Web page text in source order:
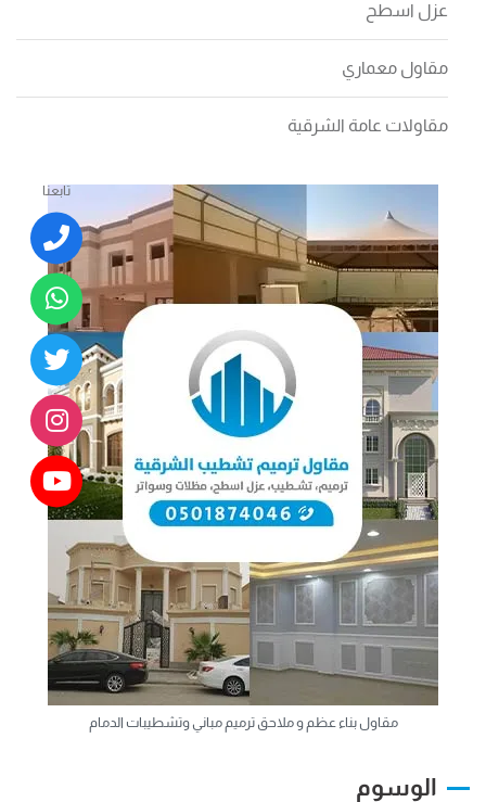
عزل اسطح
مقاول معماري
مقاولات عامة الشرقية
مقاول بناء عظم و ملاحق ترميم مباني وتشطيبات الدمام
الوسوم
تابعنا